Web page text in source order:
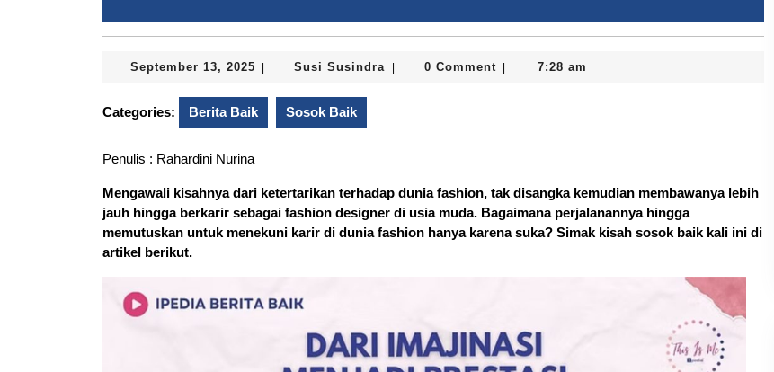
September 13, 2025 September
2025
Susi Susindra Susi
0 Comment 7:28 am
Categories: Berita Baik Sosok Baik
Penulis : Rahardini Nurina
Mengawali kisahnya dari ketertarikan terhadap dunia fashion, tak disangka kemudian membawanya lebih
jauh hingga berkarir sebagai fashion designer di usia muda. Bagaimana perjalanannya hingga
memutuskan untuk menekuni karir di dunia fashion hanya karena suka? Simak kisah sosok baik kali ini di
artikel berikut.